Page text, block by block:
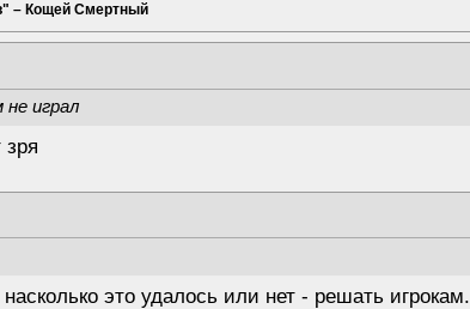
– Кощей Смертный
играл
это удалось или нет - решать игрокам.